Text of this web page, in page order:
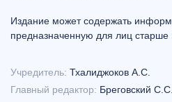
Издание может содержать
предназначенную для лиц старше
Учредитель: Тхалиджоков А.С.
Главный редактор: Бреговский С.С.